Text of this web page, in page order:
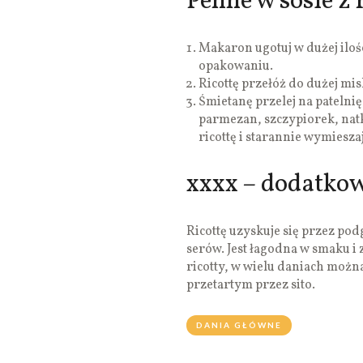
Makaron ugotuj w dużej
opakowaniu.
Ricottę przełóż do dużej
Śmietanę przelej na
parmezan, szczypiorek,
ricottę i starannie
xxxx –
Ricottę uzyskuje się przez
serów. Jest łagodna w smaku
ricotty, w wielu daniach
przetartym przez sito.
DANIA GŁÓWNE